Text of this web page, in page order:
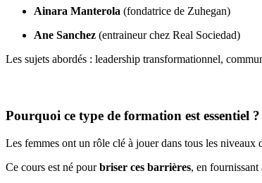
Ainara Manterola (fondatrice de Zuhegan)
Ane Sanchez (entraineur chez Real Sociedad)
Les sujets abordés : leadership transformationnel,
Pourquoi ce type de formation est essentiel ?
Les femmes ont un rôle clé à jouer dans tous les niveaux
Ce cours est né pourbriser ces barrières, en